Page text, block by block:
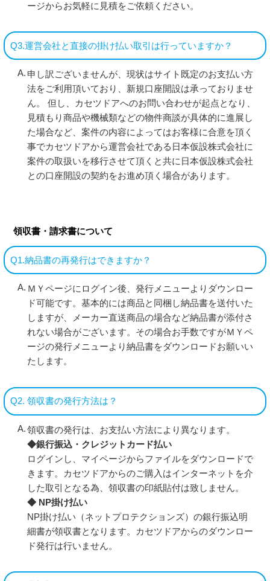
ージからお気軽に見積をご依頼ください。
Q3.運営会社と直接の掛け払い取引は行っていますか？
申し訳ございませんが、現状はサイト既定のお支払い方
法をご利用頂いており、新規口座開設は承っておりませ
ん。 但し、カセツドアへのお問い合わせが起点となり、
見積もり商品や機械類などの物件商談が具体的に進展し
た場合など、案件の内容によってはお客様に合意を頂く
事でカセツドアから運営会社である日本仮設株式会社に
案件の取扱いを移行させて頂くと共に日本仮設株式会社
との口座開設の契約をお進め頂く場合があります。
領収書・請求書について
Q1.納品書の再発行はできますか？
ＭＹページにログイン後、発行メニューよりダウンロー
ド可能です。基本的には商品と同梱し納品書を送付いた
しますが、メーカー直送商品の場合など納品書が添付さ
れない場合がございます。その場合お手数ですがＭＹペ
ージの発行メニューより納品書をダウンロードお願いい
たします。
Q2. 領収書の発行方法は？
領収書の発行は、お支払い方法により異なります。
◆銀行振込・クレジットカード払い
ログインし、マイページからファイルをダウンロードで
きます。カセツドアからのご購入はインターネットを介
した取引となる為、領収書の印紙貼付は致しません。
◆ NP掛け払い
NP掛け払い（ネットプロテクションズ）の銀行振込明
細書が領収書となります。カセツドアからのダウンロー
ド発行は行いません。